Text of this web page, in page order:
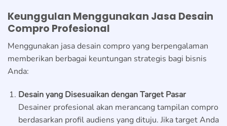
Keunggulan Menggunakan Jasa Desain
Compro Profesional
Menggunakan jasa desain compro yang berpengalaman
memberikan berbagai keuntungan strategis bagi bisnis
Anda:
Desain yang Disesuaikan dengan Target Pasar
Desainer profesional akan merancang tampilan compro
berdasarkan profil audiens yang dituju. Jika target Anda